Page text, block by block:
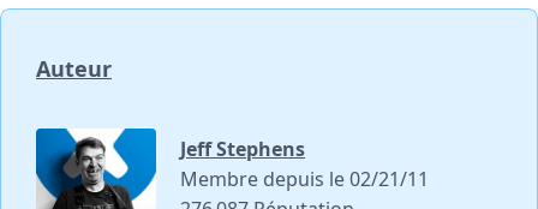
Auteur
Jeff Stephens
Membre depuis le 02/21/11